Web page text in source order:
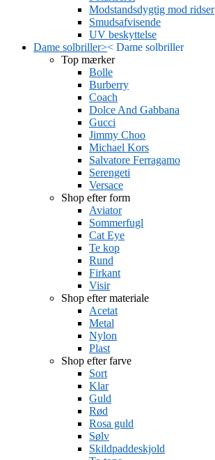
Modstandsdygtig mod ridser
Smudsafvisende
UV beskyttelse
Dame solbriller>< Dame solbriller
Top mærker
Bolle
Burberry
Coach
Dolce And Gabbana
Gucci
Jimmy Choo
Michael Kors
Salvatore Ferragamo
Serengeti
Versace
Shop efter form
Aviator
Sommerfugl
Cat Eye
Te kop
Rund
Firkant
Visir
Shop efter materiale
Acetat
Metal
Nylon
Plast
Shop efter farve
Sort
Klar
Guld
Rød
Rosa guld
Sølv
Skildpaddeskjold